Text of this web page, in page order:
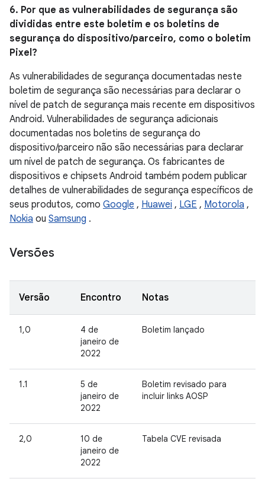
6. Por que as vulnerabilidades de segurança são
divididas entre este boletim e os boletins de
segurança do dispositivo/parceiro, como o boletim
Pixel?
As vulnerabilidades de segurança documentadas neste
boletim de segurança são necessárias para declarar o
nível de patch de segurança mais recente em dispositivos
Android. Vulnerabilidades de segurança adicionais
documentadas nos boletins de segurança do
dispositivo/parceiro não são necessárias para declarar
um nível de patch de segurança. Os fabricantes de
dispositivos e chipsets Android também podem publicar
detalhes de vulnerabilidades de segurança específicos de
seus produtos, como Google , Huawei , LGE , Motorola ,
Nokia ou Samsung .
Versões
Versão Encontro Notas
1,0
4 de
janeiro de
2022
Boletim lançado
1.1
5 de
janeiro de
2022
Boletim revisado para
incluir links AOSP
2,0
10 de
janeiro de
2022
Tabela CVE revisada